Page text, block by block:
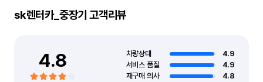
sk렌터카_중장기 고객리뷰
4.8 차량상태
4.9
서비스 품질
4.9
재구매 의사
4.8